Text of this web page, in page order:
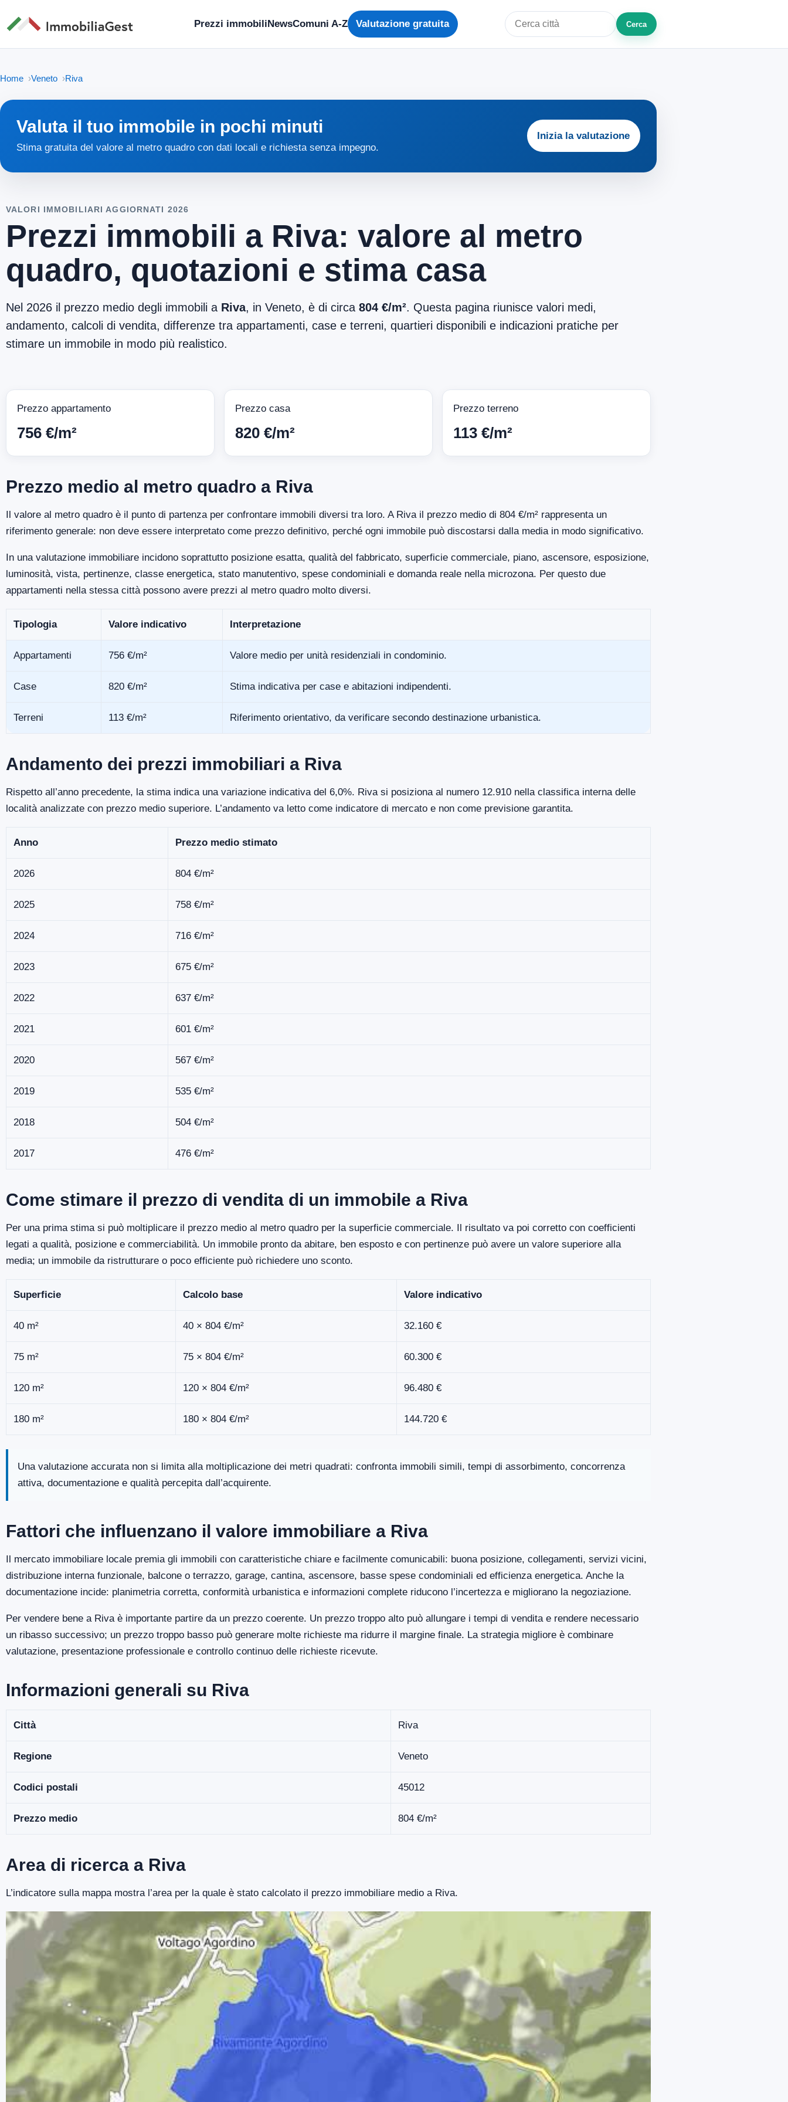
Prezzi immobiliNewsComuni A-Z Valutazione gratuita
Cerca città o zona
Cerca
Home Veneto Riva
Valuta il tuo immobile in pochi minuti
Stima gratuita del valore al metro quadro con dati locali e richiesta senza impegno.
Inizia la valutazione
VALORI IMMOBILIARI AGGIORNATI 2026
Prezzi immobili a Riva: valore al metro
quadro, quotazioni e stima casa
Nel 2026 il prezzo medio degli immobili a Riva, in Veneto, è di circa 804 €/m². Questa pagina riunisce valori medi,
andamento, calcoli di vendita, differenze tra appartamenti, case e terreni, quartieri disponibili e indicazioni pratiche per
stimare un immobile in modo più realistico.
Prezzo appartamento
756 €/m²
Prezzo casa
820 €/m²
Prezzo terreno
113 €/m²
Prezzo medio al metro quadro a Riva
Il valore al metro quadro è il punto di partenza per confrontare immobili diversi tra loro. A Riva il prezzo medio di 804 €/m² rappresenta un
riferimento generale: non deve essere interpretato come prezzo definitivo, perché ogni immobile può discostarsi dalla media in modo significativo.
In una valutazione immobiliare incidono soprattutto posizione esatta, qualità del fabbricato, superficie commerciale, piano, ascensore, esposizione,
luminosità, vista, pertinenze, classe energetica, stato manutentivo, spese condominiali e domanda reale nella microzona. Per questo due
appartamenti nella stessa città possono avere prezzi al metro quadro molto diversi.
Tipologia Valore indicativo Interpretazione
Appartamenti 756 €/m² Valore medio per unità residenziali in condominio.
Case 820 €/m² Stima indicativa per case e abitazioni indipendenti.
Terreni 113 €/m² Riferimento orientativo, da verificare secondo destinazione urbanistica.
Andamento dei prezzi immobiliari a Riva
Rispetto all’anno precedente, la stima indica una variazione indicativa del 6,0%. Riva si posiziona al numero 12.910 nella classifica interna delle
località analizzate con prezzo medio superiore. L’andamento va letto come indicatore di mercato e non come previsione garantita.
Anno Prezzo medio stimato
2026 804 €/m²
2025 758 €/m²
2024 716 €/m²
2023 675 €/m²
2022 637 €/m²
2021 601 €/m²
2020 567 €/m²
2019 535 €/m²
2018 504 €/m²
2017 476 €/m²
Come stimare il prezzo di vendita di un immobile a Riva
Per una prima stima si può moltiplicare il prezzo medio al metro quadro per la superficie commerciale. Il risultato va poi corretto con coefficienti
legati a qualità, posizione e commerciabilità. Un immobile pronto da abitare, ben esposto e con pertinenze può avere un valore superiore alla
media; un immobile da ristrutturare o poco efficiente può richiedere uno sconto.
Superficie Calcolo base Valore indicativo
40 m² 40 × 804 €/m² 32.160 €
75 m² 75 × 804 €/m² 60.300 €
120 m² 120 × 804 €/m² 96.480 €
180 m² 180 × 804 €/m² 144.720 €
Una valutazione accurata non si limita alla moltiplicazione dei metri quadrati: confronta immobili simili, tempi di assorbimento, concorrenza
attiva, documentazione e qualità percepita dall’acquirente.
Fattori che influenzano il valore immobiliare a Riva
Il mercato immobiliare locale premia gli immobili con caratteristiche chiare e facilmente comunicabili: buona posizione, collegamenti, servizi vicini,
distribuzione interna funzionale, balcone o terrazzo, garage, cantina, ascensore, basse spese condominiali ed efficienza energetica. Anche la
documentazione incide: planimetria corretta, conformità urbanistica e informazioni complete riducono l’incertezza e migliorano la negoziazione.
Per vendere bene a Riva è importante partire da un prezzo coerente. Un prezzo troppo alto può allungare i tempi di vendita e rendere necessario
un ribasso successivo; un prezzo troppo basso può generare molte richieste ma ridurre il margine finale. La strategia migliore è combinare
valutazione, presentazione professionale e controllo continuo delle richieste ricevute.
Informazioni generali su Riva
Città Riva
Regione Veneto
Codici postali 45012
Prezzo medio 804 €/m²
Area di ricerca a Riva
L’indicatore sulla mappa mostra l’area per la quale è stato calcolato il prezzo immobiliare medio a Riva.